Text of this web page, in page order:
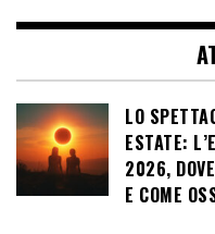
LO
ESTATE:
2026,
E COME